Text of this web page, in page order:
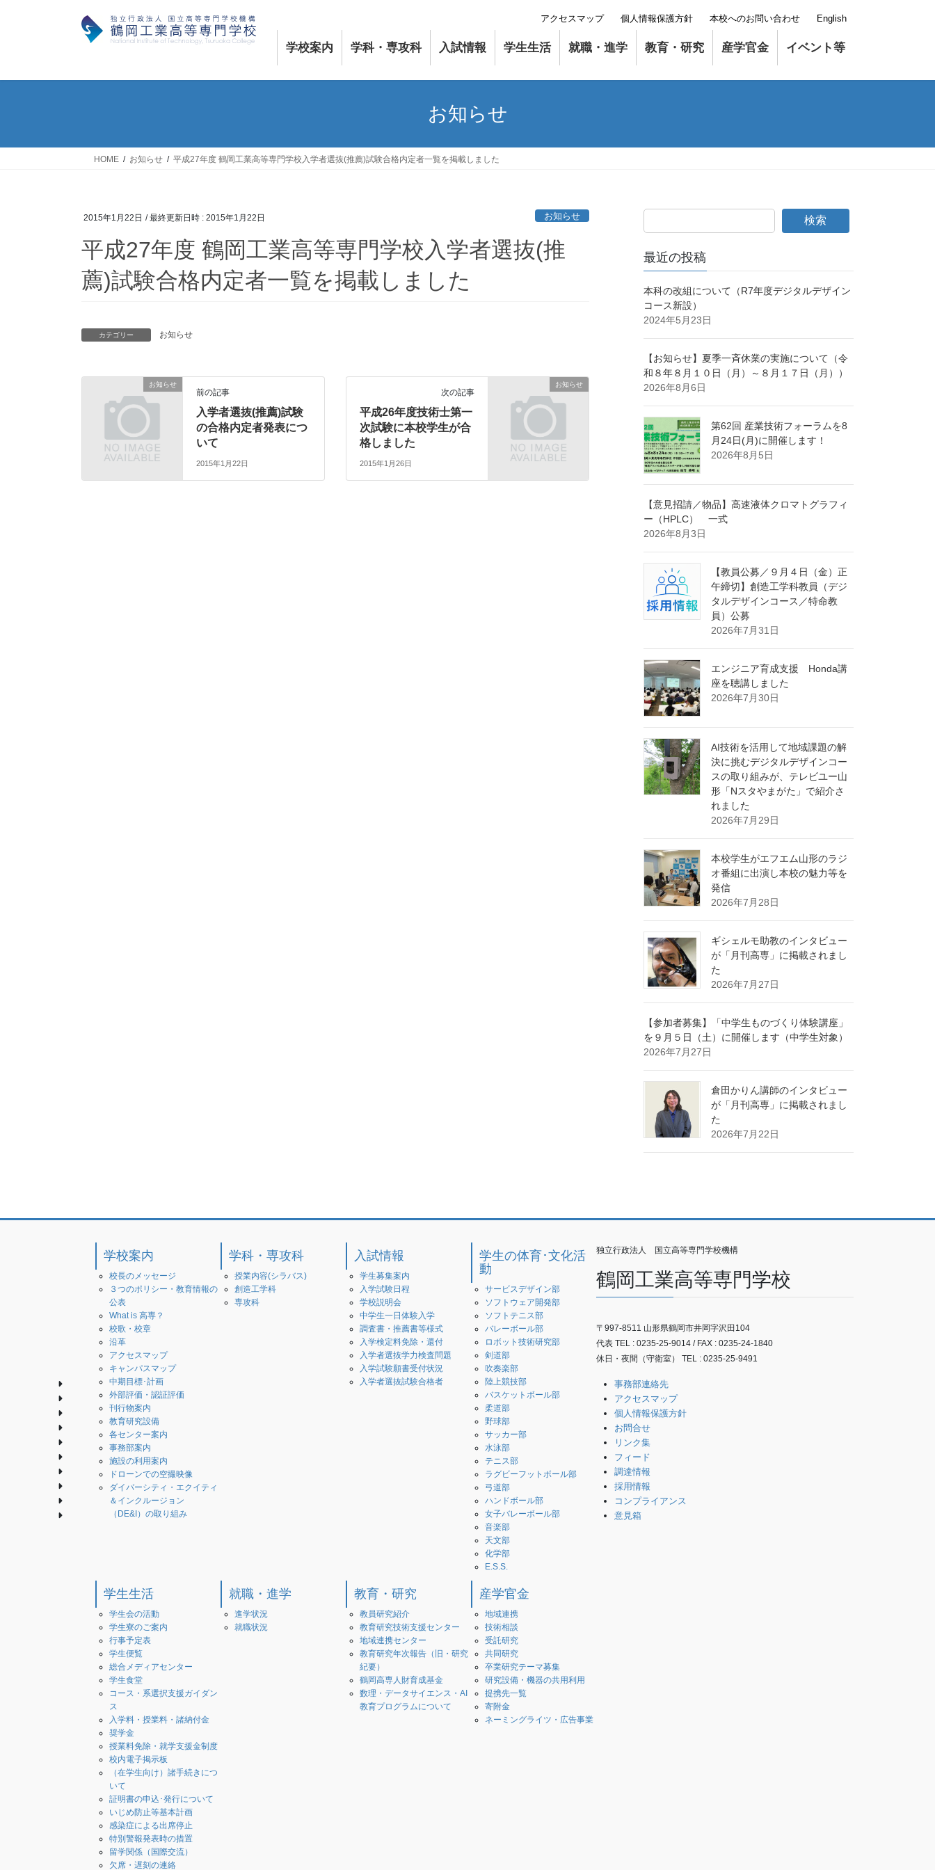
アクセスマップ 個人情報保護方針 本校へのお問い合わせ English
学校案内 学科・専攻科 入試情報 学生生活 就職・進学 教育・研究 産学官金 イベント等
お知らせ
HOME お知らせ 平成27年度 鶴岡工業高等専門学校入学者選抜(推薦)試験合格内定者一覧を掲載しました
2015年1月22日 / 最終更新日時 : 2015年1月22日 お知らせ
平成27年度 鶴岡工業高等専門学校入学者選抜(推
薦)試験合格内定者一覧を掲載しました
カテゴリー お知らせ
お知らせ
前の記事
入学者選抜(推薦)試験
の合格内定者発表につ
いて
2015年1月22日
お知らせ
次の記事
平成26年度技術士第一
次試験に本校学生が合
格しました
2015年1月26日
検索
最近の投稿
本科の改組について（R7年度デジタルデザイン
コース新設）
2024年5月23日
【お知らせ】夏季一斉休業の実施について（令
和８年８月１０日（月）～８月１７日（月））
2026年8月6日
第62回 産業技術フォーラムを8
月24日(月)に開催します！
2026年8月5日
【意見招請／物品】高速液体クロマトグラフィ
ー（HPLC） 一式
2026年8月3日
【教員公募／９月４日（金）正
午締切】創造工学科教員（デジ
タルデザインコース／特命教
員）公募
2026年7月31日
エンジニア育成支援 Honda講
座を聴講しました
2026年7月30日
AI技術を活用して地域課題の解
決に挑むデジタルデザインコー
スの取り組みが、テレビユー山
形「Nスタやまがた」で紹介さ
れました
2026年7月29日
本校学生がエフエム山形のラジ
オ番組に出演し本校の魅力等を
発信
2026年7月28日
ギシェルモ助教のインタビュー
が「月刊高専」に掲載されまし
た
2026年7月27日
【参加者募集】「中学生ものづくり体験講座」
を９月５日（土）に開催します（中学生対象）
2026年7月27日
倉田かりん講師のインタビュー
が「月刊高専」に掲載されまし
た
2026年7月22日
学校案内
校長のメッセージ
３つのポリシー・教育情報の
公表
What is 高専？
校歌・校章
沿革
アクセスマップ
キャンパスマップ
中期目標･計画
外部評価・認証評価
刊行物案内
教育研究設備
各センター案内
事務部案内
施設の利用案内
ドローンでの空撮映像
ダイバーシティ・エクイティ
＆インクルージョン
（DE&I）の取り組み
学科・専攻科
授業内容(シラバス)
創造工学科
専攻科
入試情報
学生募集案内
入学試験日程
学校説明会
中学生一日体験入学
調査書・推薦書等様式
入学検定料免除・還付
入学者選抜学力検査問題
入学試験願書受付状況
入学者選抜試験合格者
学生の体育･文化活
動
サービスデザイン部
ソフトウェア開発部
ソフトテニス部
バレーボール部
ロボット技術研究部
剣道部
吹奏楽部
陸上競技部
バスケットボール部
柔道部
野球部
サッカー部
水泳部
テニス部
ラグビーフットボール部
弓道部
ハンドボール部
女子バレーボール部
音楽部
天文部
化学部
E.S.S.
学生生活
学生会の活動
学生寮のご案内
行事予定表
学生便覧
総合メディアセンター
学生食堂
コース・系選択支援ガイダン
ス
入学料・授業料・諸納付金
奨学金
授業料免除・就学支援金制度
校内電子掲示板
（在学生向け）諸手続きにつ
いて
証明書の申込･発行について
いじめ防止等基本計画
感染症による出席停止
特別警報発表時の措置
留学関係（国際交流）
欠席・遅刻の連絡
就職・進学
進学状況
就職状況
教育・研究
教員研究紹介
教育研究技術支援センター
地域連携センター
教育研究年次報告（旧・研究
紀要）
鶴岡高専人財育成基金
数理・データサイエンス・AI
教育プログラムについて
産学官金
地域連携
技術相談
受託研究
共同研究
卒業研究テーマ募集
研究設備・機器の共用利用
提携先一覧
寄附金
ネーミングライツ・広告事業
独立行政法人 国立高等専門学校機構
鶴岡工業高等専門学校
〒997-8511 山形県鶴岡市井岡字沢田104
代表 TEL : 0235-25-9014 / FAX : 0235-24-1840
休日・夜間（守衛室） TEL : 0235-25-9491
事務部連絡先
アクセスマップ
個人情報保護方針
お問合せ
リンク集
フィード
調達情報
採用情報
コンプライアンス
意見箱